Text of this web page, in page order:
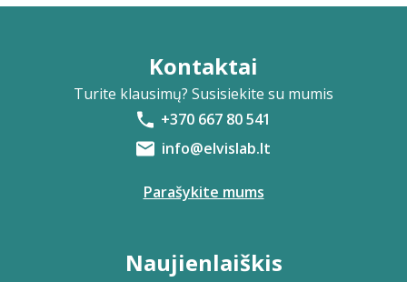
Kontaktai
Turite klausimų? Susisiekite su mumis
+370 667 80 541
info@elvislab.lt
Parašykite mums
Naujienlaiškis